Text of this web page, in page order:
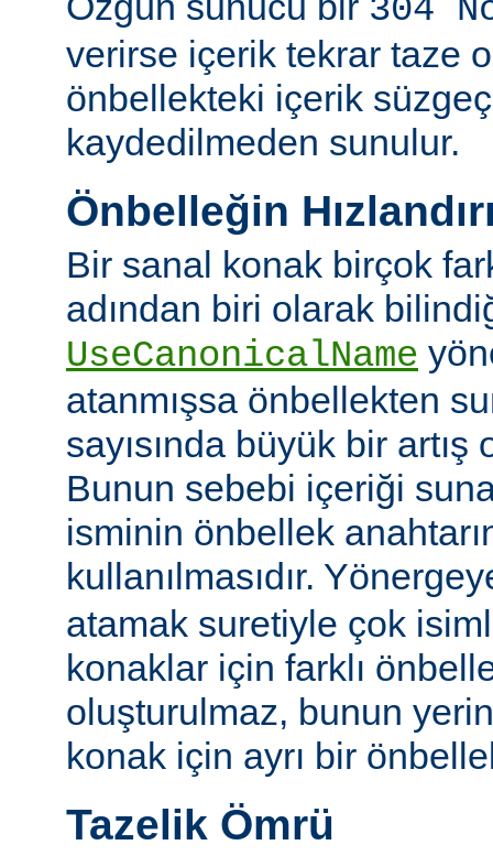
304
verirse içerik tekrar taze
önbellekteki içerik
kaydedilmeden sunulur.
Önbelleğin
Bir sanal konak birçok
adından biri olarak
UseCanonicalName
atanmışsa önbellekten
sayısında büyük bir
Bunun sebebi içeriği
isminin önbellek
kullanılmasıdır.
atamak suretiyle çok
konaklar için farklı
oluşturulmaz, bunun
konak için ayrı bir
Tazelik Ömrü